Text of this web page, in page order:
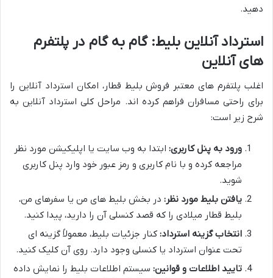
دهید.
استرداد آنلاین بلیط: گام به گام در پلتفرم
های آنلاین
اغلب پلتفرم های معتبر فروش بلیط قطار، امکان استرداد آنلاین را
برای راحتی مسافران فراهم کرده اند. مراحل کلی استرداد آنلاین به
شرح زیر است:
ورود به پنل کاربری: ابتدا به وب سایت یا اپلیکیشن مورد نظر
مراجعه کرده و با نام کاربری و رمز عبور خود وارد پنل کاربری
شوید.
یافتن بلیط مورد نظر: در بخش بلیط های من یا سفرهای من،
بلیط قطار میلادی را که قصد کنسلی آن را دارید، پیدا کنید.
انتخاب گزینه استرداد: کنار جزئیات بلیط، معمولاً گزینه ای
تحت عنوان استرداد یا کنسلی وجود دارد. روی آن کلیک کنید.
تایید اطلاعات و قوانین: سیستم اطلاعات بلیط را نمایش داده